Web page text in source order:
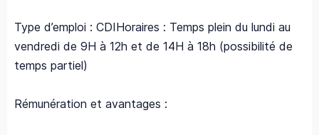
Type d’emploi : CDIHoraires : Temps plein du lundi au
vendredi de 9H à 12h et de 14H à 18h (possibilité de
temps partiel)
Rémunération et avantages :